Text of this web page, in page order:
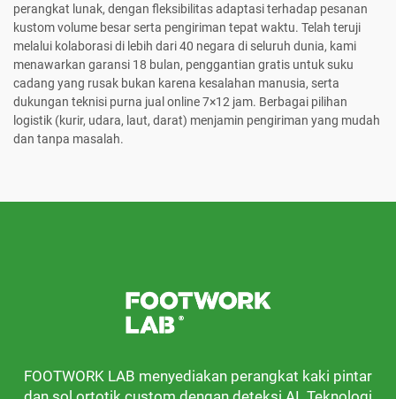
perangkat lunak, dengan fleksibilitas adaptasi terhadap pesanan
kustom volume besar serta pengiriman tepat waktu. Telah teruji
melalui kolaborasi di lebih dari 40 negara di seluruh dunia, kami
menawarkan garansi 18 bulan, penggantian gratis untuk suku
cadang yang rusak bukan karena kesalahan manusia, serta
dukungan teknisi purna jual online 7×12 jam. Berbagai pilihan
logistik (kurir, udara, laut, darat) menjamin pengiriman yang mudah
dan tanpa masalah.
FOOTWORK LAB menyediakan perangkat kaki pintar